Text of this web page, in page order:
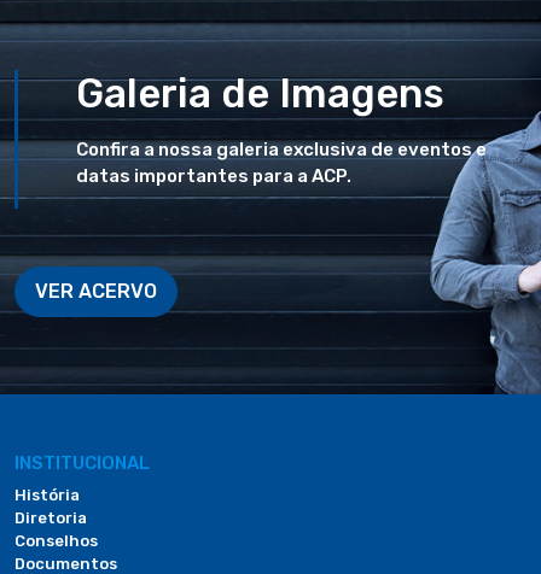
Galeria de Imagens
Confira a nossa galeria exclusiva de eventos e
datas importantes para a ACP.
VER ACERVO
INSTITUCIONAL
História
Diretoria
Conselhos
Documentos